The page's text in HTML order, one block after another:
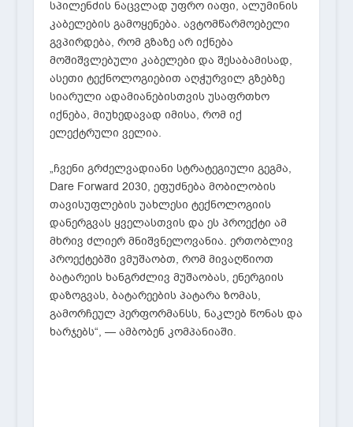
სპილენძის ნაცვლად უფრო იაფი, ალუმინის
კაბელების გამოყენება. ავტომწარმოებელი
გვპირდება, რომ გზაზე არ იქნება
მოშიშვლებული კაბელები და შესაბამისად,
ასეთი ტექნოლოგიებით აღჭურვილ გზებზე
სიარული ადამიანებისთვის უსაფრთხო
იქნება, მიუხედავად იმისა, რომ იქ
ელექტრული ველია.
„ჩვენი გრძელვადიანი სტრატეგიული გეგმა,
Dare Forward 2030, ეფუძნება მობილობის
თავისუფლების უახლესი ტექნოლოგიის
დანერგვას ყველასთვის და ეს პროექტი ამ
მხრივ ძლიერ მნიშვნელოვანია. ერთობლივ
პროექტებში ვმუშაობთ, რომ მივაღწიოთ
ბატარეის ხანგრძლივ მუშაობას, ენერგიის
დაზოგვას, ბატარეების პატარა ზომას,
გამორჩეულ პერფორმანსს, ნაკლებ წონას და
ხარჯებს“, — ამბობენ კომპანიაში.